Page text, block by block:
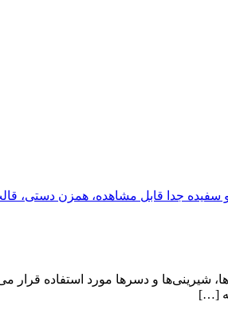
و دسرها مورد استفاده قرار
[…]